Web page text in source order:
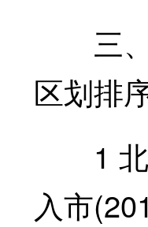
三、“
区划排
1 北
入市